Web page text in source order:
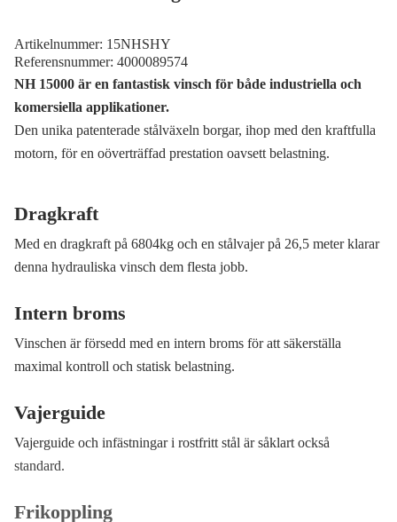
Artikelnummer: 15NHSHY
Referensnummer: 4000089574
NH 15000 är en fantastisk vinsch för både industriella och
komersiella applikationer.
Den unika patenterade stålväxeln borgar, ihop med den kraftfulla
motorn, för en oöverträffad prestation oavsett belastning.
Dragkraft
Med en dragkraft på 6804kg och en stålvajer på 26,5 meter klarar
denna hydrauliska vinsch dem flesta jobb.
Intern broms
Vinschen är försedd med en intern broms för att säkerställa
maximal kontroll och statisk belastning.
Vajerguide
Vajerguide och infästningar i rostfritt stål är såklart också
standard.
Frikoppling